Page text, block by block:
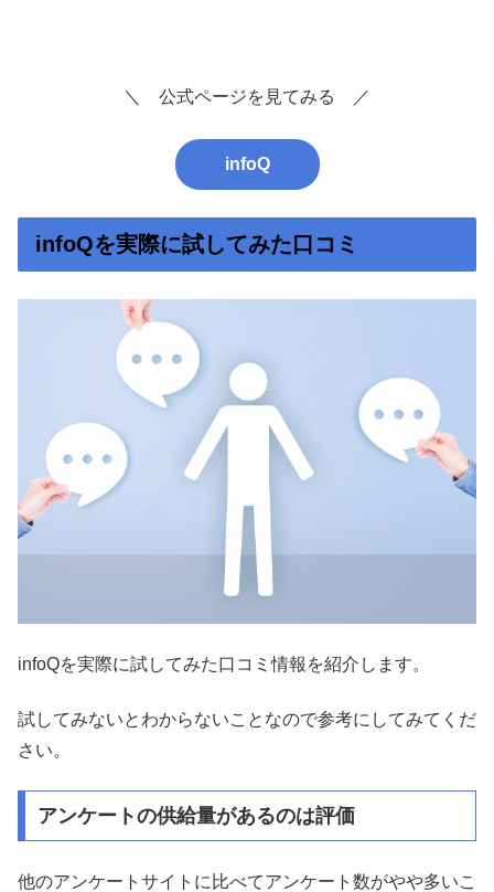
＼ 公式ページを見てみる ／
infoQ
infoQを実際に試してみた口コミ
infoQを実際に試してみた口コミ情報を紹介します。
試してみないとわからないことなので参考にしてみてくだ
さい。
アンケートの供給量があるのは評価
他のアンケートサイトに比べてアンケート数がやや多いこ